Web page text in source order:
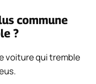
commune
?
voiture qui tremble